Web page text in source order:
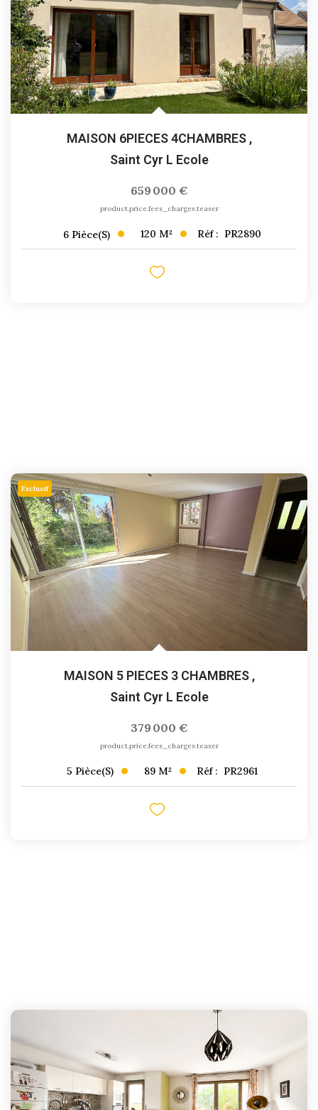
MAISON 6PIECES 4CHAMBRES ,
Saint Cyr L Ecole
659 000 €
product.price.fees_charges.teaser
6 Pièce(s) 120 M² Réf : PR2890
Exclusif
MAISON 5 PIECES 3 CHAMBRES ,
Saint Cyr L Ecole
379 000 €
product.price.fees_charges.teaser
5 Pièce(s) 89 M² Réf : PR2961